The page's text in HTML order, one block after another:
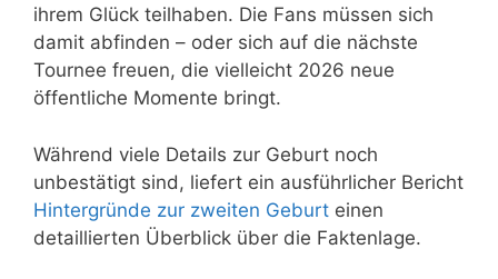
ihrem Glück teilhaben. Die Fans müssen sich
damit abfinden – oder sich auf die nächste
Tournee freuen, die vielleicht 2026 neue
öffentliche Momente bringt.
Während viele Details zur Geburt noch
unbestätigt sind, liefert ein ausführlicher Bericht
Hintergründe zur zweiten Geburt einen
detaillierten Überblick über die Faktenlage.